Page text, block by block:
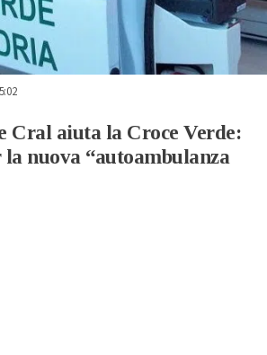
Cral aiuta la Croce Verde:
nuova “autoambulanza